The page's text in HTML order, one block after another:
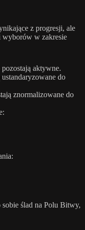
z progresji, ale
wyborów w zakresie
aktywne.
do
znormalizowane do
ślad na Polu Bitwy,